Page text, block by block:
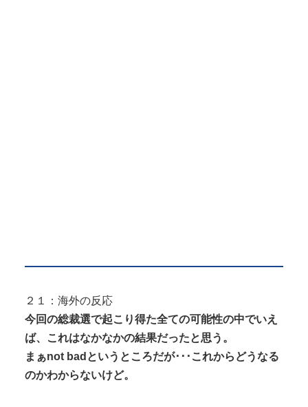
２１：海外の反応
今回の総裁選で起こり得た全ての可能性の中でいえ
ば、これはなかなかの結果だったと思う。
まぁnot badというところだが･･･これからどうなる
のかわからないけど。